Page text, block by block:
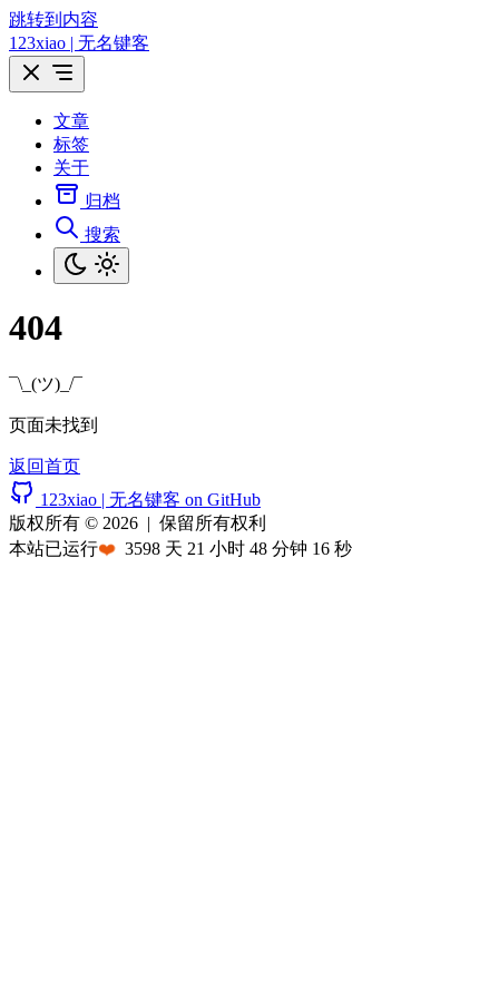
跳转到内容
123xiao | 无名键客
文章
标签
关于
归档
搜索
404
¯\_(ツ)_/¯
页面未找到
返回首页
123xiao | 无名键客 on GitHub
版权所有 © 2026 | 保留所有权利
本站已运行❤️ 3598 天 21 小时 48 分钟 16 秒